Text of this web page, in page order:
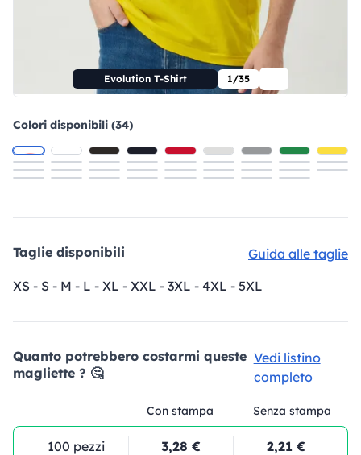
Evolution T-Shirt 1/35
Colori disponibili (34)
Taglie disponibili
Guida alle taglie
XS - S - M - L - XL - XXL - 3XL - 4XL - 5XL
Quanto potrebbero costarmi queste
magliette ? 🤔
Vedi listino
completo
Con stampa Senza stampa
100 pezzi 3,28 € 2,21 €